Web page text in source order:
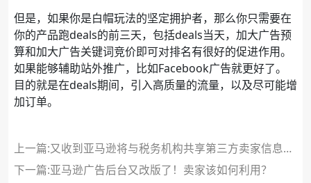
但是，如果你是白帽玩法的坚定拥护者，那么你只需要在
你的产品跑deals的前三天，包括deals当天，加大广告预
算和加大广告关键词竞价即可对排名有很好的促进作用。
如果能够辅助站外推广，比如Facebook广告就更好了。
目的就是在deals期间，引入高质量的流量，以及尽可能增
加订单。
上一篇:又收到亚马逊将与税务机构共享第三方卖家信息的
消息，卖家该怎么做？
下一篇:亚马逊广告后台又改版了！卖家该如何利用？